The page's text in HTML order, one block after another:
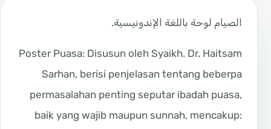
الصيام لوحة باللغة الإندونيسية.
Poster Puasa: Disusun oleh Syaikh. Dr. Haitsam
Sarhan, berisi penjelasan tentang beberpa
permasalahan penting seputar ibadah puasa,
baik yang wajib maupun sunnah, mencakup: